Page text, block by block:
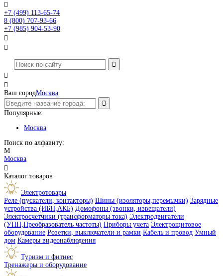

+7 (499) 113-65-74
8 (800) 707-93-66
+7 (985) 904-53-90




Ваш городМосква
Популярные:
Москва
Поиск по алфавиту:
М
Москва

Каталог товаров
Электротовары
Реле (пускатели, контакторы) Шины (изоляторы,перемычки) Зарядные
устройства (ИБП,АКБ) Домофоны (звонки, извещатели)
Электросчетчики (трансформаторы тока) Электродвигатели
(УПП,Преобразователь частоты) Приборы учета Электрощитовое
оборудование Розетки, выключатели и рамки Кабель и провод Умный
дом Камеры видеонаблюдения
Туризм и фитнес
Тренажеры и оборудование